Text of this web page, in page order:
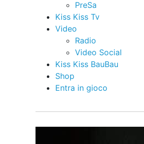
PreSa
Kiss Kiss Tv
Video
Radio
Video Social
Kiss Kiss BauBau
Shop
Entra in gioco